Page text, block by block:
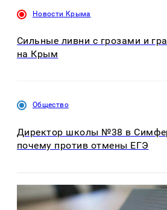
Новости Крыма
Сильные ливни с грозами и
на Крым
Общество
Директор школы №38 в
почему против отмены ЕГЭ